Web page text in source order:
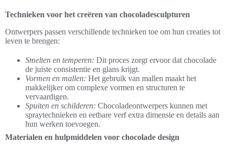
Technieken voor het creëren van chocoladesculpturen
Ontwerpers passen verschillende technieken toe om hun creaties tot
leven te brengen:
Smelten en temperen: Dit proces zorgt ervoor dat chocolade
de juiste consistentie en glans krijgt.
Vormen en mallen: Het gebruik van mallen maakt het
makkelijker om complexe vormen en structuren te
vervaardigen.
Spuiten en schilderen: Chocoladeontwerpers kunnen met
spraytechnieken en eetbare verf extra dimensie en details aan
hun werken toevoegen.
Materialen en hulpmiddelen voor chocolade design